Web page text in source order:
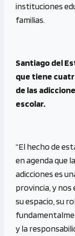
instituciones
familias.
Santiago del
que tiene
de las
escolar.
“El hecho de
en agenda que
adicciones es
provincia, y nos
su espacio, su
y la